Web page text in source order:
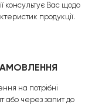
консультує Вас щодо
продукції.
на потрібні
або через запит до